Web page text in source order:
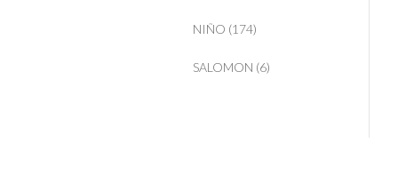
NIÑO (174)
SALOMON (6)